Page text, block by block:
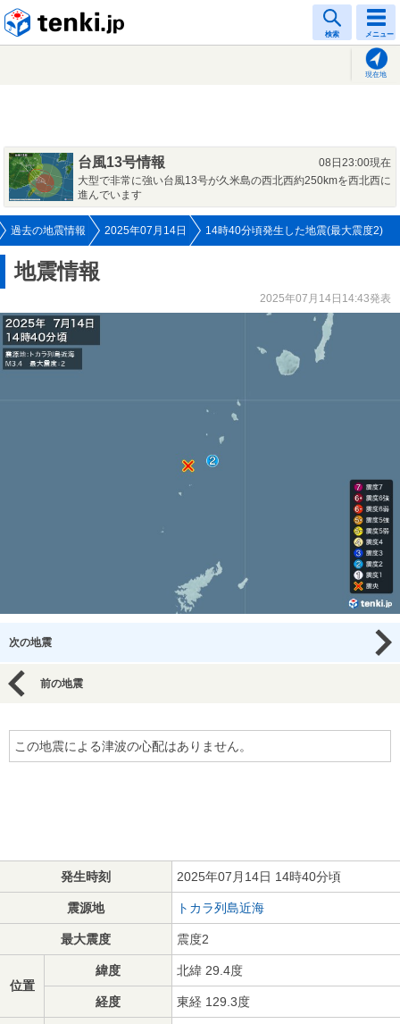
検索 メニュー
現在地
台風13号情報
08日23:00現在
大型で非常に強い台風13号が久米島の西北西約250kmを西北西に
進んでいます
過去の地震情報 2025年07月14日 14時40分頃発生した地震(最大震度2)
地震情報
2025年07月14日14:43発表
次の地震
前の地震
この地震による津波の心配はありません。
発生時刻 2025年07月14日 14時40分頃
震源地 トカラ列島近海
最大震度 震度2
位置
緯度 北緯 29.4度
経度 東経 129.3度